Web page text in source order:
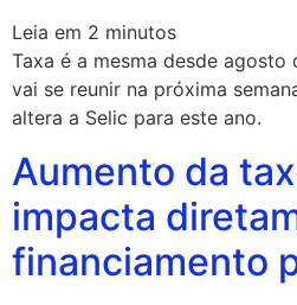
Leia em 2 minutos
Taxa é a mesma desde agosto
vai se reunir na próxima
altera a Selic para este ano.
Aumento da
impacta
financiamento